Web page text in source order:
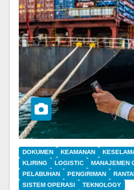
DOKUMEN KEAMANAN
KLIRING
LOGISTIC MANAJEMEN
PELABUHAN
PENGIRIMAN
SISTEM OPERASI
TEKNOLOGY